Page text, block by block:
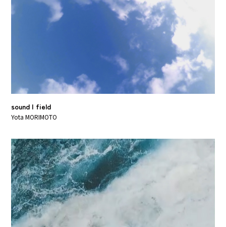
sound | field
Yota MORIMOTO